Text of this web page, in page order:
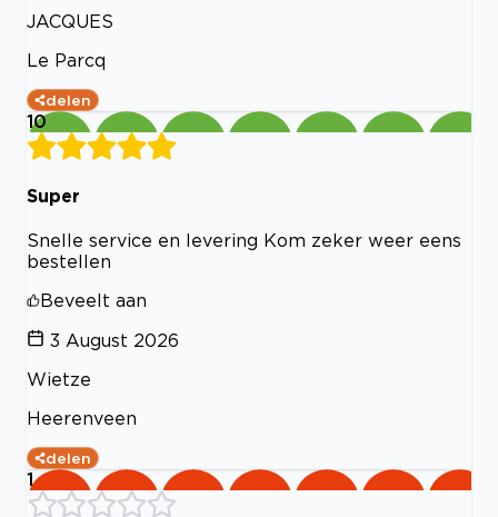
JACQUES
Le Parcq
delen
10
Super
Snelle service en levering Kom zeker weer eens
bestellen
Beveelt aan
3 August 2026
Wietze
Heerenveen
delen
1